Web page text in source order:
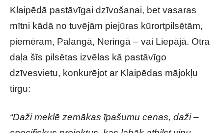
Klaipēdā pastāvīgai dzīvošanai, bet vasaras
mītni kādā no tuvējām piejūras kūrortpilsētām,
piemēram, Palangā, Neringā – vai Liepājā. Otra
daļa šīs pilsētas izvēlas kā pastāvīgo
dzīvesvietu, konkurējot ar Klaipēdas mājokļu
tirgu:
“Daži meklē zemākas īpašumu cenas, daži –